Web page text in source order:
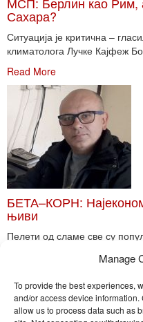
Manage
To provide the best experiences,
and/or access device
allow us to process data such as
Сахара?
Ситуација је критична –
климатолога Лучке Кајфеж
Read More
БЕТА–КОРН:
њиви
Пелети од сламе све су